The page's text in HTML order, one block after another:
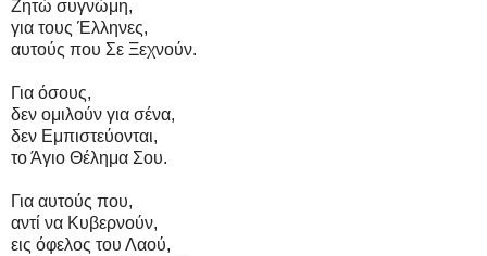
Ζητώ συγνώμη,
για τους Έλληνες,
αυτούς που Σε Ξεχνούν.
Για όσους,
δεν ομιλούν για σένα,
δεν Εμπιστεύονται,
το Άγιο Θέλημα Σου.
Για αυτούς που,
αντί να Κυβερνούν,
εις όφελος του Λαού,